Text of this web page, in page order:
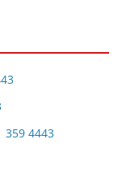
359 4443